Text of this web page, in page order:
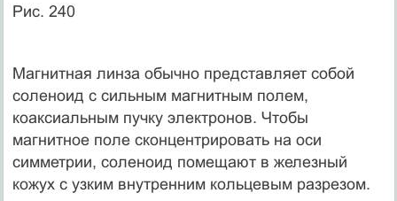
Рис. 240
Магнитная линза обычно представляет собой
соленоид с сильным магнитным полем,
коаксиальным пучку электронов. Чтобы
магнитное поле сконцентрировать на оси
симметрии, соленоид помещают в железный
кожух с узким внутренним кольцевым разрезом.